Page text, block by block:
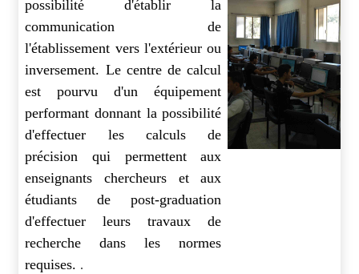
possibilité d'établir la
communication de
l'établissement vers l'extérieur ou
inversement. Le centre de calcul
est pourvu d'un équipement
performant donnant la possibilité
d'effectuer les calculs de
précision qui permettent aux
enseignants chercheurs et aux
étudiants de post-graduation
d'effectuer leurs travaux de
recherche dans les normes
requises. .